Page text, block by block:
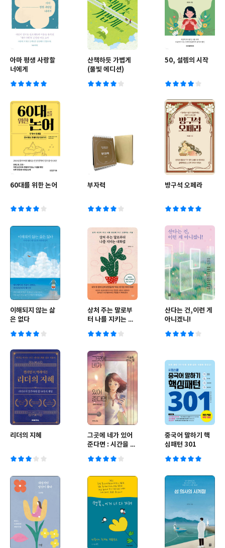
아마 평생 사랑할
너에게
산책하듯 가볍게
(풀빛 에디션)
50, 설렘의 시작
60대를 위한 논어 부자력 방구석 오페라
이해되지 않는 삶
은 없다
상처 주는 말로부
터 나를 지키는 대
산다는 건,이런 게
아니겠니!
리더의 지혜
그곳에 네가 있어
준다면 : 시간을 건
중국어 말하기 핵
심패턴 301